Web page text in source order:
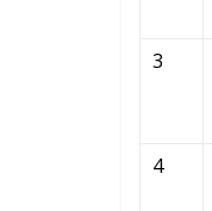
3
4